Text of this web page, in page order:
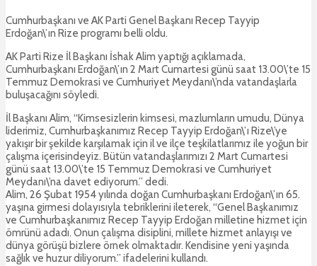
Cumhurbaşkanı ve AK Parti Genel Başkanı Recep Tayyip
Erdoğan\’ın Rize programı belli oldu.
AK Parti Rize İl Başkanı İshak Alim yaptığı açıklamada,
Cumhurbaşkanı Erdoğan\’ın 2 Mart Cumartesi günü saat 13.00\’te 15
Temmuz Demokrasi ve Cumhuriyet Meydanı\’nda vatandaşlarla
buluşacağını söyledi.
İl Başkanı Alim, “Kimsesizlerin kimsesi, mazlumların umudu, Dünya
liderimiz, Cumhurbaşkanımız Recep Tayyip Erdoğan\’ı Rize\’ye
yakışır bir şekilde karşılamak için il ve ilçe teşkilatlarımız ile yoğun bir
çalışma içerisindeyiz. Bütün vatandaşlarımızı 2 Mart Cumartesi
günü saat 13.00\’te 15 Temmuz Demokrasi ve Cumhuriyet
Meydanı\’na davet ediyorum.” dedi.
Alim, 26 Şubat 1954 yılında doğan Cumhurbaşkanı Erdoğan\’ın 65.
yaşına girmesi dolayısıyla tebriklerini ileterek, “Genel Başkanımız
ve Cumhurbaşkanımız Recep Tayyip Erdoğan milletine hizmet için
ömrünü adadı. Onun çalışma disiplini, millete hizmet anlayışı ve
dünya görüşü bizlere örnek olmaktadır. Kendisine yeni yaşında
sağlık ve huzur diliyorum.” ifadelerini kullandı.